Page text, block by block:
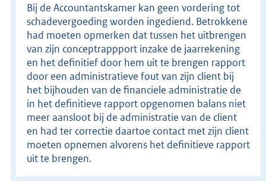
Bij de Accountantskamer kan geen vordering tot
schadevergoeding worden ingediend. Betrokkene
had moeten opmerken dat tussen het uitbrengen
van zijn conceptrappport inzake de jaarrekening
en het definitief door hem uit te brengen rapport
door een administratieve fout van zijn client bij
het bijhouden van de financiele administratie de
in het definitieve rapport opgenomen balans niet
meer aansloot bij de administratie van de client
en had ter correctie daartoe contact met zijn client
moeten opnemen alvorens het definitieve rapport
uit te brengen.